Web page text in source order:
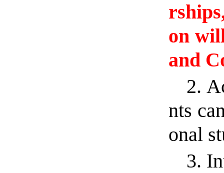
on
and
2.
nts
onal
3.